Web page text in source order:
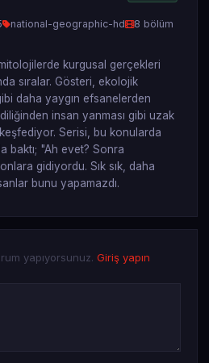
national-geographic-hd
8 bölüm
kurgusal gerçekleri
sıralar. Gösteri, ekolojik
daha yaygın efsanelerden
insan yanması gibi uzak
keşfediyor. Serisi, bu konularda
baktı; "Ah evet? Sonra
onlara gidiyordu. Sık sık, daha
bunu yapamazdı.
yapıyorsunuz. Giriş yapın